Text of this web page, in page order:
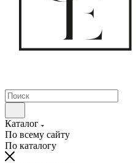
Каталог
По всему сайту
По каталогу